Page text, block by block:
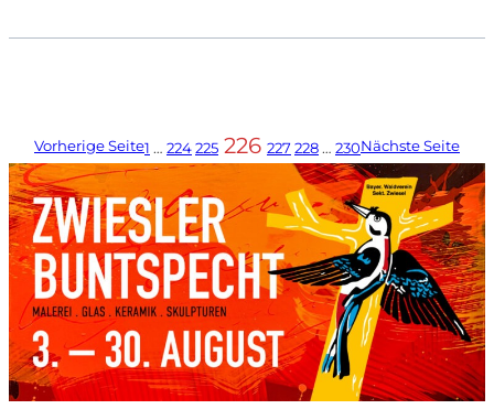
Vorherige Seite1 … 224225 226 227228… 230Nächste Seite